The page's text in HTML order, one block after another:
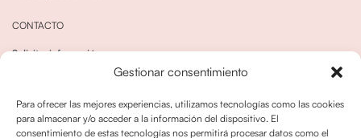
Gestionar consentimiento
Para ofrecer las mejores experiencias, utilizamos tecnologías como las cookies
para almacenar y/o acceder a la información del dispositivo. El
consentimiento de estas tecnologías nos permitirá procesar datos como el
CONTACTO
Solicitar información